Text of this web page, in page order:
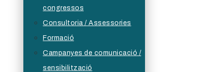
congressos
Consultoria / Assessories
Formació
Campanyes de comunicació /
sensibilització